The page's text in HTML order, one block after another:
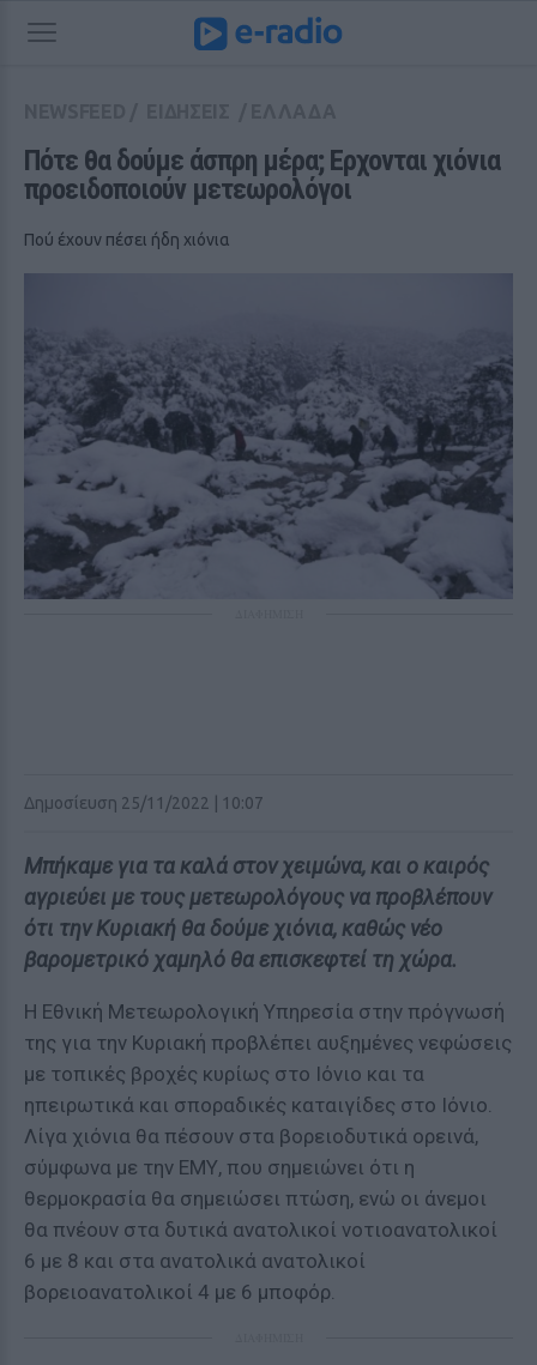
Πότε θα δούμε άσπρη μέρα; Ερχονται χιόνια
προειδοποιούν μετεωρολόγοι
Πού έχουν πέσει ήδη χιόνια
Δημοσίευση 25/11/2022 | 10:07
Μπήκαμε για τα καλά στον χειμώνα, και ο καιρός
αγριεύει με τους μετεωρολόγους να προβλέπουν
ότι την Κυριακή θα δούμε χιόνια, καθώς νέο
βαρομετρικό χαμηλό θα επισκεφτεί τη χώρα.
Η Εθνική Μετεωρολογική Υπηρεσία στην πρόγνωσή
της για την Κυριακή προβλέπει αυξημένες νεφώσεις
με τοπικές βροχές κυρίως στο Ιόνιο και τα
ηπειρωτικά και σποραδικές καταιγίδες στο Ιόνιο.
Λίγα χιόνια θα πέσουν στα βορειοδυτικά ορεινά,
σύμφωνα με την ΕΜΥ, που σημειώνει ότι η
θερμοκρασία θα σημειώσει πτώση, ενώ οι άνεμοι
θα πνέουν στα δυτικά ανατολικοί νοτιοανατολικοί
6 με 8 και στα ανατολικά ανατολικοί
βορειοανατολικοί 4 με 6 μποφόρ.